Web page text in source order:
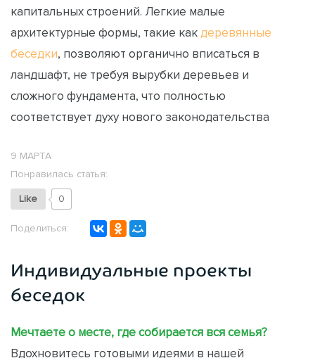
капитальных строений. Легкие малые
архитектурные формы, такие как деревянные
беседки , позволяют органично вписаться в
ландшафт, не требуя вырубки деревьев и
сложного фундамента, что полностью
соответствует духу нового законодательства
9 МАРТА
Понравилась статья:
Like 0
Поделиться:
Индивидуальные проекты
беседок
Мечтаете о месте, где собирается вся семья?
Вдохновитесь готовыми идеями в нашей